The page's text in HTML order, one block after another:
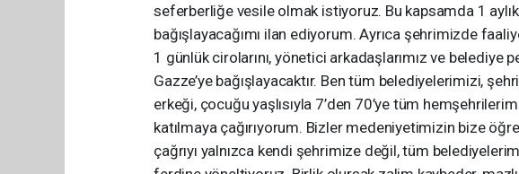
seferberliğe vesile olmak istiyoruz. Bu kapsamda 1 aylık
bağışlayacağımı ilan ediyorum. Ayrıca şehrimizde
1 günlük cirolarını, yönetici arkadaşlarımız ve
Gazze’ye bağışlayacaktır. Ben tüm belediyelerimizi,
erkeği, çocuğu yaşlısıyla 7’den 70’ye tüm
katılmaya çağırıyorum. Bizler medeniyetimizin bize
çağrıyı yalnızca kendi şehrimize değil, tüm